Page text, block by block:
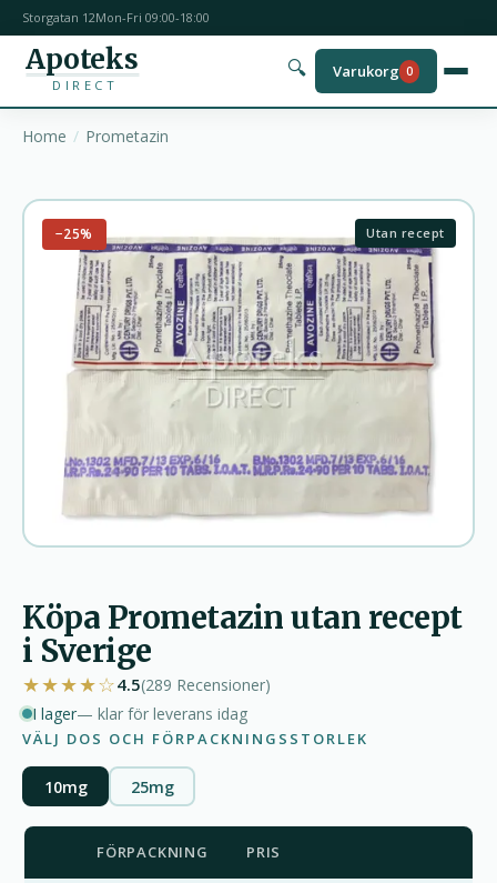
Storgatan 12Mon-Fri 09:00-18:00
Apoteks
DIRECT
🔍 Varukorg 0
Home Prometazin
−25% Utan recept
Köpa Prometazin utan recept
i Sverige
★★★★☆4.5(289 Recensioner)
I lager— klar för leverans idag
VÄLJ DOS OCH FÖRPACKNINGSSTORLEK
10mg 25mg
FÖRPACKNING PRIS